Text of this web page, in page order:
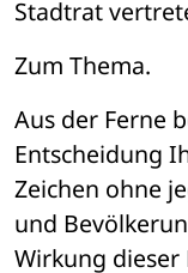
Stadtrat
Zum Thema.
Aus der Ferne
Entscheidung
Zeichen ohne
und
Wirkung dieser